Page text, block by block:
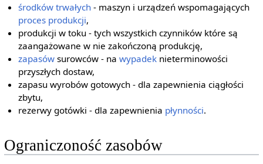
środków trwałych - maszyn i urządzeń wspomagających
proces produkcji,
produkcji w toku - tych wszystkich czynników które są
zaangażowane w nie zakończoną produkcję,
zapasów surowców - nawypadek nieterminowości
przyszłych dostaw,
zapasu wyrobów gotowych - dla zapewnienia ciągłości
zbytu,
rezerwy gotówki - dla zapewnienia płynności.
Ograniczoność zasobów